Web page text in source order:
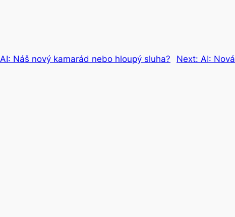
AI: Náš nový kamarád nebo hloupý sluha? Next: AI: